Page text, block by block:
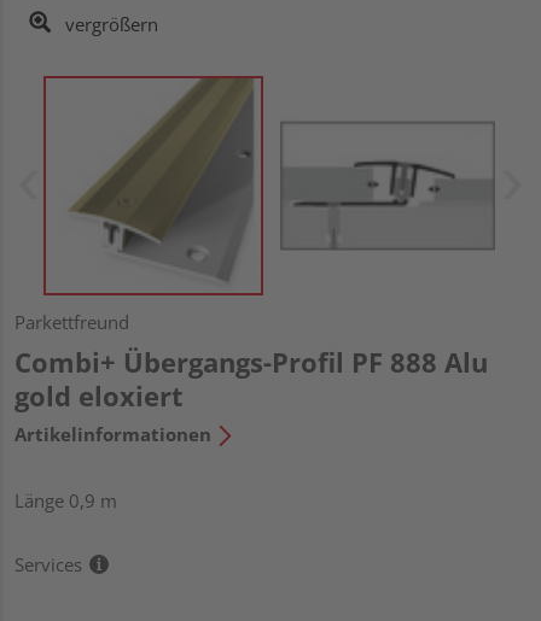
vergrößern
Parkettfreund
Combi+ Übergangs-Profil PF 888 Alu
gold eloxiert
Artikelinformationen
Länge 0,9 m
Services